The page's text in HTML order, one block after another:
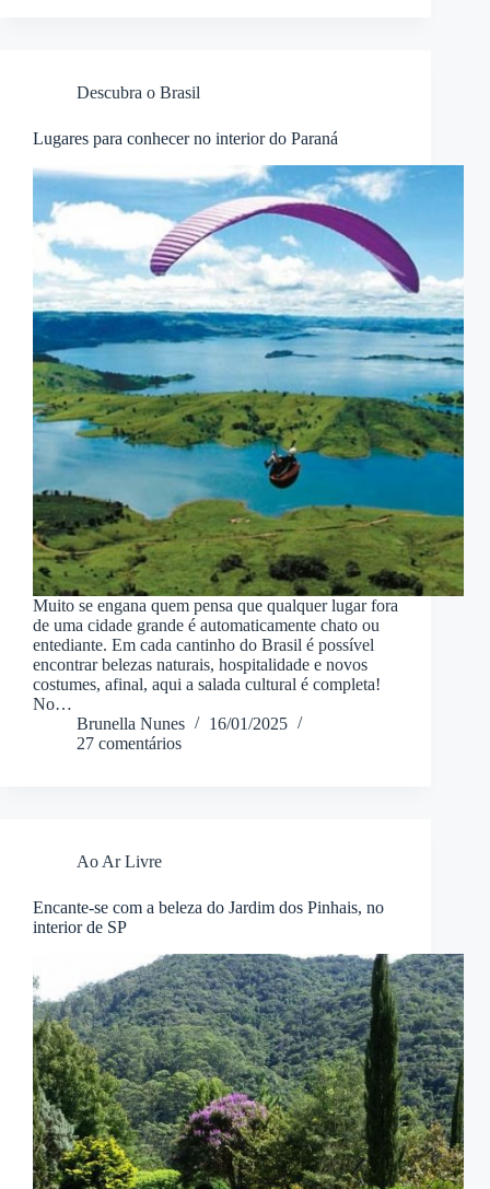
Descubra o Brasil
Lugares para conhecer no interior do Paraná
Muito se engana quem pensa que qualquer lugar fora
de uma cidade grande é automaticamente chato ou
entediante. Em cada cantinho do Brasil é possível
encontrar belezas naturais, hospitalidade e novos
costumes, afinal, aqui a salada cultural é completa!
No…
Brunella Nunes
16/01/2025
27 comentários
Ao Ar Livre
Encante-se com a beleza do Jardim dos Pinhais, no
interior de SP